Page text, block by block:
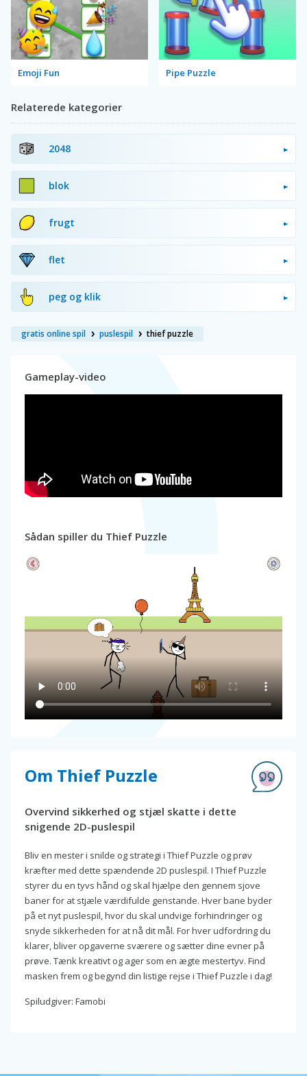
Emoji Fun Pipe Puzzle
Relaterede kategorier
2048
blok
frugt
flet
peg og klik
gratis online spil puslespil thief puzzle
Gameplay-video
Sådan spiller du Thief Puzzle
Om Thief Puzzle
Overvind sikkerhed og stjæl skatte i dette
snigende 2D-puslespil
Bliv en mester i snilde og strategi i Thief Puzzle og prøv
kræfter med dette spændende 2D puslespil. I Thief Puzzle
styrer du en tyvs hånd og skal hjælpe den gennem sjove
baner for at stjæle værdifulde genstande. Hver bane byder
på et nyt puslespil, hvor du skal undvige forhindringer og
snyde sikkerheden for at nå dit mål. For hver udfordring du
klarer, bliver opgaverne sværere og sætter dine evner på
prøve. Tænk kreativt og ager som en ægte mestertyv. Find
masken frem og begynd din listige rejse i Thief Puzzle i dag!
Spiludgiver: Famobi